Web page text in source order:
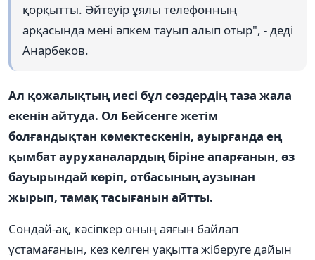
қорқытты. Әйтеуір ұялы телефонның
арқасында мені әпкем тауып алып отыр", - деді
Анарбеков.
Ал қожалықтың иесі бұл сөздердің таза жала
екенін айтуда. Ол Бейсенге жетім
болғандықтан көмектескенін, ауырғанда ең
қымбат ауруханалардың біріне апарғанын, өз
бауырындай көріп, отбасының аузынан
жырып, тамақ тасығанын айтты.
Сондай-ақ, кәсіпкер оның аяғын байлап
ұстамағанын, кез келген уақытта жіберуге дайын